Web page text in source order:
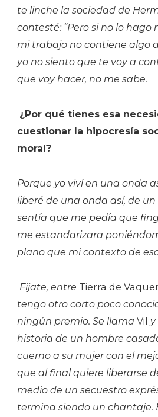
te linche la sociedad de
contesté: “Pero si no lo hago
mi trabajo no contiene algo
yo no siento que te voy a
que voy hacer, no me sabe.
¿Por qué tienes esa
cuestionar la hipocresía
moral?
Porque yo viví en una onda
liberé de una onda así, de
sentía que me pedía que
me estandarizara
plano que mi contexto de
Fíjate, entre Tierra de
tengo otro corto poco
ningún premio. Se llama Vil
historia de un hombre
cuerno a su mujer con el
que al final quiere liberarse
medio de un secuestro
termina siendo un chantaje.